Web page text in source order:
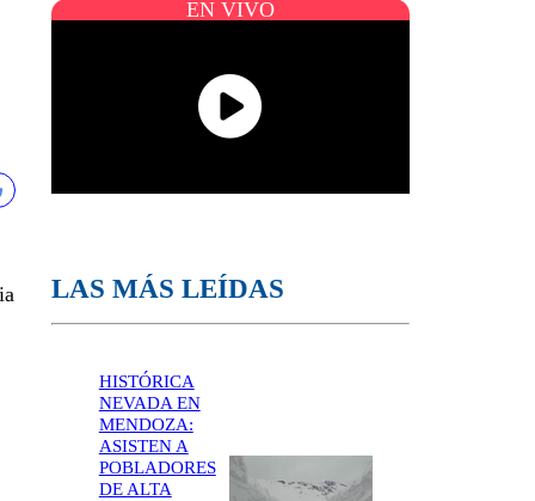
EN VIVO
LAS MÁS LEÍDAS
HISTÓRICA
NEVADA EN
MENDOZA:
ASISTEN A
POBLADORES
DE ALTA